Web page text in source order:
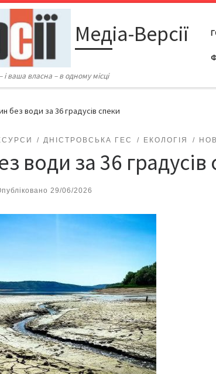
Медіа-Версії
і ваша власна – в одному місці
без води за 36 градусів спеки
ДНІСТРОВСЬКА ГЕС ЕКОЛОГІЯ
води за 36 градусів
29/06/2026